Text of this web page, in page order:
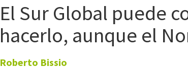
El Sur Global puede
hacerlo, aunque el
Roberto Bissio